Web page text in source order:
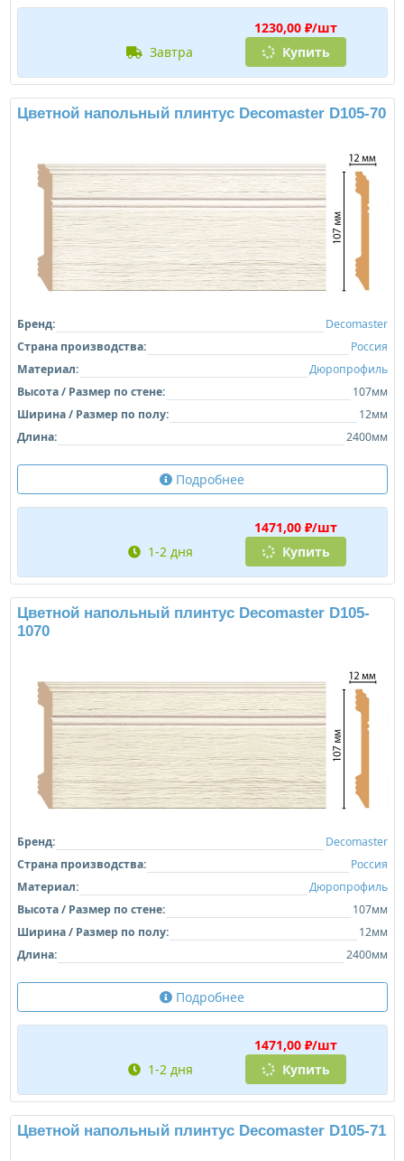
1230,00 ₽/шт
завтра
Купить
Цветной напольный плинтус Decomaster D105-70
Бренд:
Decomaster
Страна производства:
Россия
Материал:
Дюропрофиль
Высота / Размер по стене:
107мм
Ширина / Размер по полу:
12мм
Длина:
2400мм
Подробнее
1471,00 ₽/шт
1-2 дня
Купить
Цветной напольный плинтус Decomaster D105-
1070
Бренд:
Decomaster
Страна производства:
Россия
Материал:
Дюропрофиль
Высота / Размер по стене:
107мм
Ширина / Размер по полу:
12мм
Длина:
2400мм
Подробнее
1471,00 ₽/шт
1-2 дня
Купить
Цветной напольный плинтус Decomaster D105-71